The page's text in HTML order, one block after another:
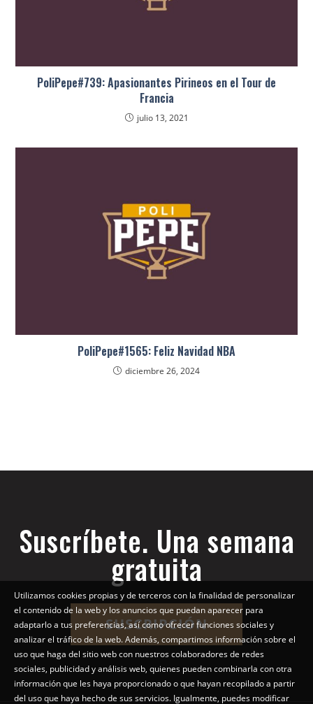
PoliPepe#739: Apasionantes Pirineos en el Tour de
Francia
julio 13, 2021
PoliPepe#1565: Feliz Navidad NBA
diciembre 26, 2024
Suscríbete. Una semana
gratuita
SUSCRIPCIÓN
Utilizamos cookies propias y de terceros con la finalidad de personalizar
el contenido de la web y los anuncios que puedan aparecer para
adaptarlo a tus preferencias, así como ofrecer funciones sociales y
analizar el tráfico de la web. Además, compartimos información sobre el
uso que haga del sitio web con nuestros colaboradores de redes
sociales, publicidad y análisis web, quienes pueden combinarla con otra
información que les haya proporcionado o que hayan recopilado a partir
del uso que haya hecho de sus servicios. Igualmente, puedes modificar